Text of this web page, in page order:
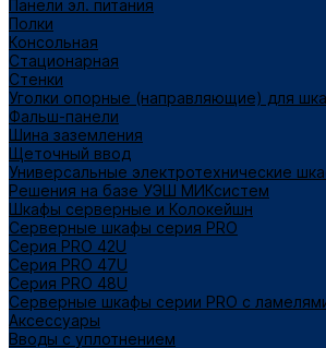
Панели эл. питания
Полки
Консольная
Стационарная
Стенки
Уголки опорные (направляющие) для
Фальш-панели
Шина заземления
Щеточный ввод
Универсальные электротехнические
Решения на базе УЭШ МИКсистем
Шкафы серверные и Колокейшн
Серверные шкафы серия PRO
Серия PRO 42U
Серия PRO 47U
Серия PRO 48U
Серверные шкафы серии PRO с
Аксессуары
Вводы с уплотнением